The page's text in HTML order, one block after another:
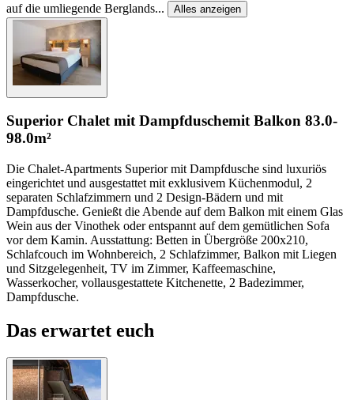
auf die umliegende Berglands... Alles anzeigen
Superior Chalet mit Dampfduschemit Balkon 83.0-
98.0m²
Die Chalet-Apartments Superior mit Dampfdusche sind luxuriös
eingerichtet und ausgestattet mit exklusivem Küchenmodul, 2
separaten Schlafzimmern und 2 Design-Bädern und mit
Dampfdusche. Genießt die Abende auf dem Balkon mit einem Glas
Wein aus der Vinothek oder entspannt auf dem gemütlichen Sofa
vor dem Kamin. Ausstattung: Betten in Übergröße 200x210,
Schlafcouch im Wohnbereich, 2 Schlafzimmer, Balkon mit Liegen
und Sitzgelegenheit, TV im Zimmer, Kaffeemaschine,
Wasserkocher, vollausgestattete Kitchenette, 2 Badezimmer,
Dampfdusche.
Das erwartet euch